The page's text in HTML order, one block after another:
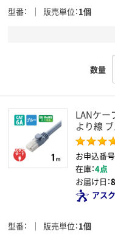
型番 販売単位 1個
数量
LANケー
より線
お申込番号
在庫：4点
お届け日：
アス
型番 販売単位 1個